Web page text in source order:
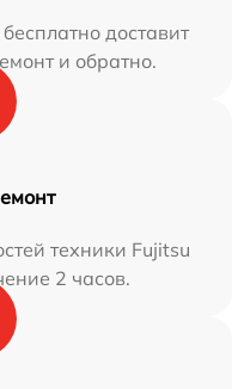
доставит
и обратно.
техники Fujitsu
2 часов.